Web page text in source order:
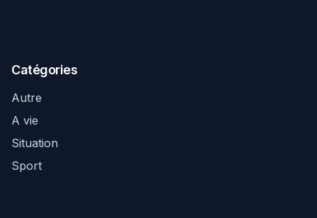
Catégories
Autre
A vie
Situation
Sport